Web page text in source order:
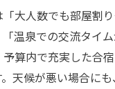
大人数でも部屋割
温泉での交流タイム
算内で充実した合
天候が悪い場合に